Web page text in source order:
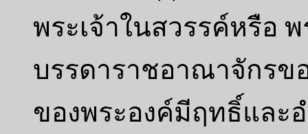
พระเจ้าในสวรรค์หรือ
บรรดาราชอาณาจักรข
ของพระองค์มีฤทธิ์และ